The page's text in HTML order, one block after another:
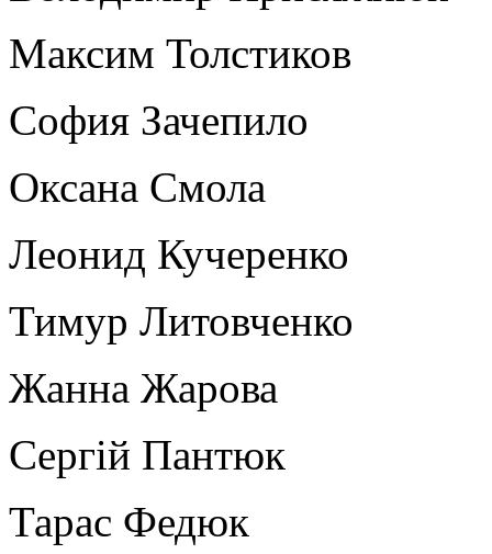
Максим Толстиков
София Зачепило
Оксана Смола
Леонид Кучеренко
Тимур Литовченко
Жанна Жарова
Сергій Пантюк
Тарас Федюк